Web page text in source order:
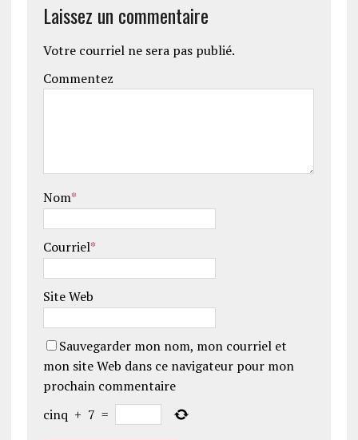
Laissez un commentaire
Votre courriel ne sera pas publié.
Commentez
Nom*
Courriel*
Site Web
Sauvegarder mon nom, mon courriel et
mon site Web dans ce navigateur pour mon
prochain commentaire
cinq + 7 =